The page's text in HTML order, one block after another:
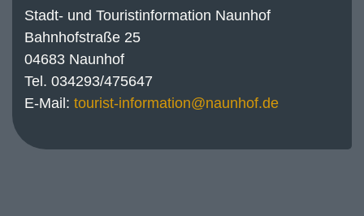
Stadt- und Touristinformation Naunhof
Bahnhofstraße 25
04683 Naunhof
Tel. 034293/475647
E-Mail: